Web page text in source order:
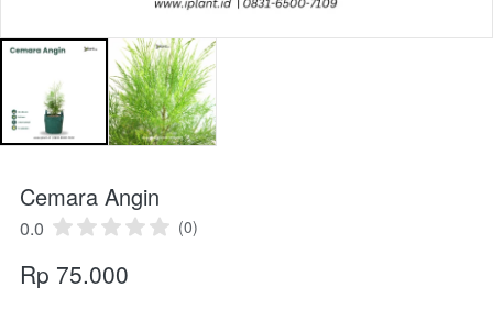
Cemara Angin
0.0 (0)
Rp 75.000